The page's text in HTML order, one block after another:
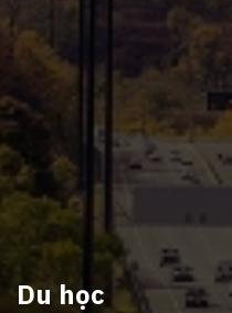
Du học